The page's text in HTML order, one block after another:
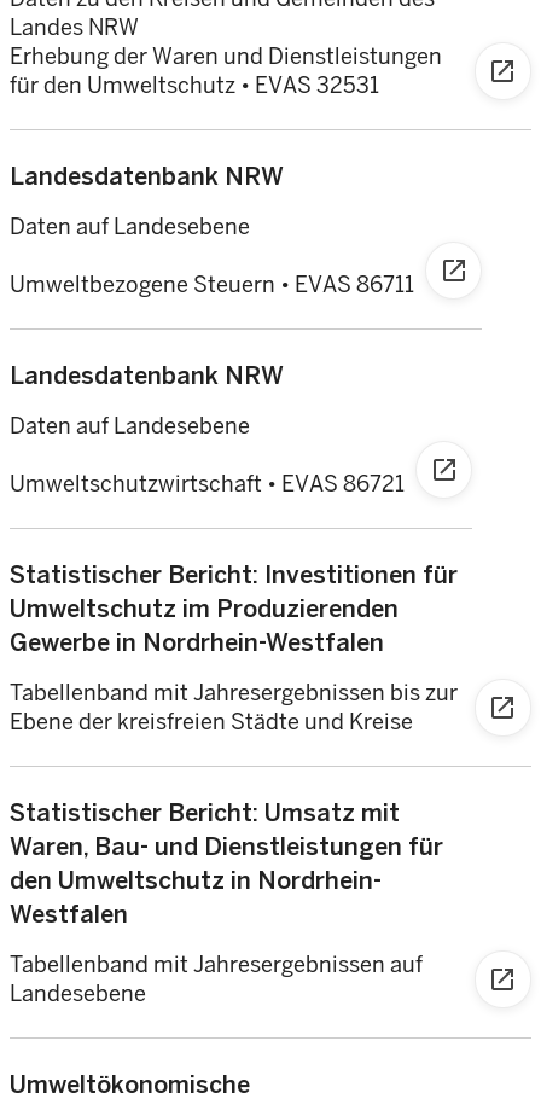
Landes NRW
Erhebung der Waren und Dienstleistungen
für den Umweltschutz • EVAS 32531
open_in_new
Landesdatenbank NRW
Daten auf Landesebene
Umweltbezogene Steuern • EVAS 86711 open_in_new
Landesdatenbank NRW
Daten auf Landesebene
Umweltschutzwirtschaft • EVAS 86721 open_in_new
Statistischer Bericht: Investitionen für
Umweltschutz im Produzierenden
Gewerbe in Nordrhein-Westfalen
Tabellenband mit Jahresergebnissen bis zur
Ebene der kreisfreien Städte und Kreise
open_in_new
Statistischer Bericht: Umsatz mit
Waren, Bau- und Dienstleistungen für
den Umweltschutz in Nordrhein-
Westfalen
Tabellenband mit Jahresergebnissen auf
Landesebene
open_in_new
Umweltökonomische